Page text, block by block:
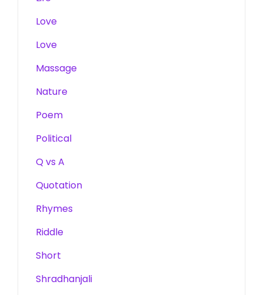
Love
Love
Massage
Nature
Poem
Political
Q vs A
Quotation
Rhymes
Riddle
Short
Shradhanjali